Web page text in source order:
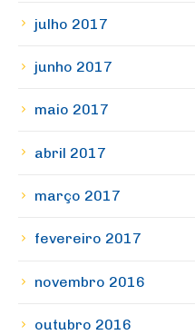
julho 2017
junho 2017
maio 2017
abril 2017
março 2017
fevereiro 2017
novembro 2016
outubro 2016